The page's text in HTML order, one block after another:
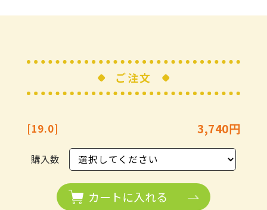
ご注文
[19.0] 3,740円
購入数
カートに入れる